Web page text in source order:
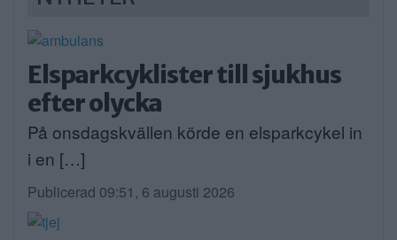
Elsparkcyklister till sjukhus
efter olycka
På onsdagskvällen körde en elsparkcykel in
i en […]
Publicerad 09:51, 6 augusti 2026